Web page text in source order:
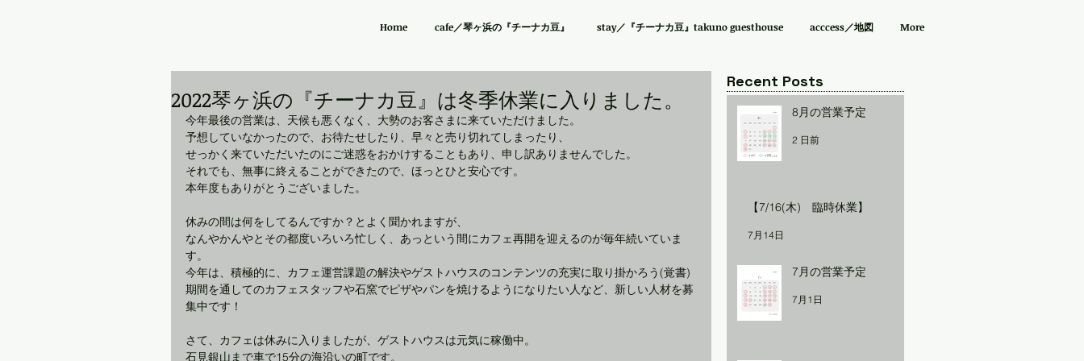
Home cafe／琴ヶ浜の『チーナカ豆』 stay／『チーナカ豆』takuno guesthouse acccess／地図 More
2022琴ヶ浜の『チーナカ豆』は冬季休業に入りました。
今年最後の営業は、天候も悪くなく、大勢のお客さまに来ていただけました。
予想していなかったので、お待たせしたり、早々と売り切れてしまったり、
せっかく来ていただいたのにご迷惑をおかけすることもあり、申し訳ありませんでした。
それでも、無事に終えることができたので、ほっとひと安心です。
本年度もありがとうございました。
休みの間は何をしてるんですか？とよく聞かれますが、
なんやかんやとその都度いろいろ忙しく、あっという間にカフェ再開を迎えるのが毎年続いていま
す。
今年は、積極的に、カフェ運営課題の解決やゲストハウスのコンテンツの充実に取り掛かろう(覚書)
期間を通してのカフェスタッフや石窯でピザやパンを焼けるようになりたい人など、新しい人材を募
集中です！
さて、カフェは休みに入りましたが、ゲストハウスは元気に稼働中。
石見銀山まで車で15分の海沿いの町です。
Recent Posts
8月の営業予定
2 日前
【7/16(木) 臨時休業】
7月14日
7月の営業予定
7月1日